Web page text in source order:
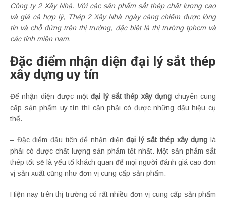
Công ty 2 Xây Nhà. Với các sản phẩm sắt thép chất lượng cao
và giá cả hợp lý, Thép 2 Xây Nhà ngày càng chiếm được lòng
tin và chỗ đứng trên thị trường, đặc biệt là thị trường tphcm và
các tỉnh miền nam.
Đặc điểm nhận diện đại lý sắt thép
xây dựng uy tín
Để nhận diện được mộtđại lý sắt thép xây dựng chuyên cung
cấp sản phẩm uy tín thì cần phải có được những dấu hiệu cụ
thể.
– Đặc điểm đầu tiên để nhận diệnđại lý sắt thép xây dựng là
phải có được chất lượng sản phẩm tốt nhất. Một sản phẩm sắt
thép tốt sẽ là yếu tố khách quan để mọi người đánh giá cao đơn
vị sản xuất cũng như đơn vị cung cấp sản phẩm.
Hiện nay trên thị trường có rất nhiều đơn vị cung cấp sản phẩm